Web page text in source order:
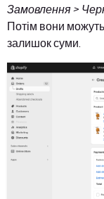
Замовлення >
Потім вони
залишок суми.